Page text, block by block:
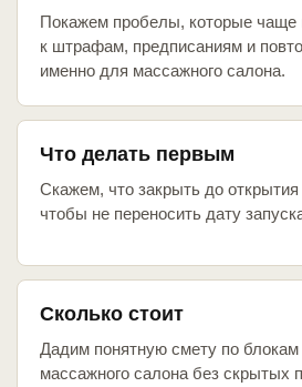
Покажем пробелы, которые чаще
к штрафам, предписаниям и
именно для массажного салона.
Что делать первым
Скажем, что закрыть до открытия
чтобы не переносить дату
Сколько стоит
Дадим понятную смету по
массажного салона без скрытых